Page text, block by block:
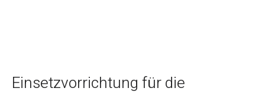
Einsetzvorrichtung für die